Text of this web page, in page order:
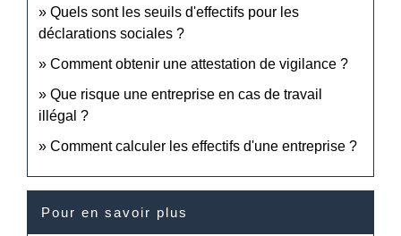
Quels sont les seuils d'effectifs pour les
déclarations sociales ?
Comment obtenir une attestation de vigilance ?
Que risque une entreprise en cas de travail
illégal ?
Comment calculer les effectifs d'une entreprise ?
Pour en savoir plus